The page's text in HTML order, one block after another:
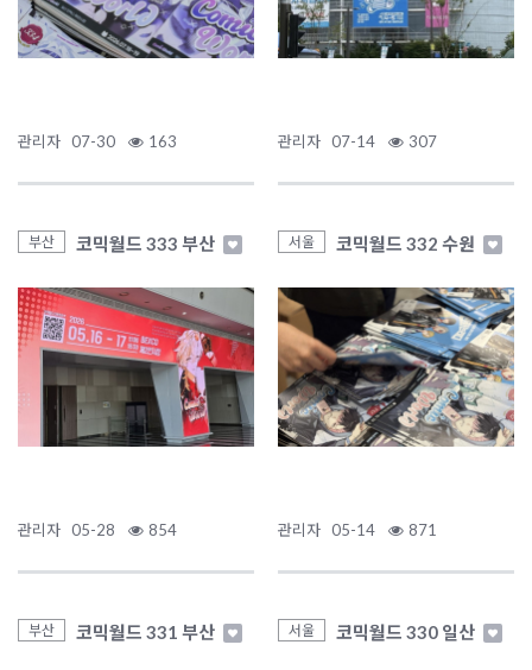
관리자 07-30 163 관리자 07-14 307
부산 코믹월드 333 부산
관리자 05-28 854
서울 코믹월드 332 수원
관리자 05-14 871
부산 코믹월드 331 부산 서울 코믹월드 330 일산